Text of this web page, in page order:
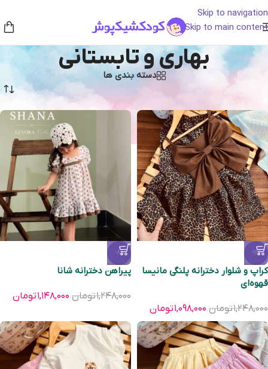
Skip to navigation
Skip to main content
بهاری و تابستانی
دسته بندی ها
بهاری و تابستانی
-12%
کراپ و شلوار دخترانه پلنگی مانیسا
قهوه‌ای
۱,۲۴۸,۰۰۰تومان ۱,۰۹۸,۰۰۰تومان
-8%
پیراهن دخترانه شانا
۱,۲۴۸,۰۰۰تومان ۱,۱۴۸,۰۰۰تومان